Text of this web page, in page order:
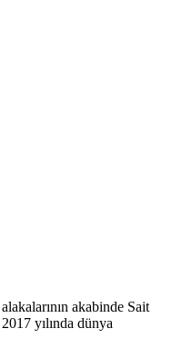
akabinde Sait
yılında dünya